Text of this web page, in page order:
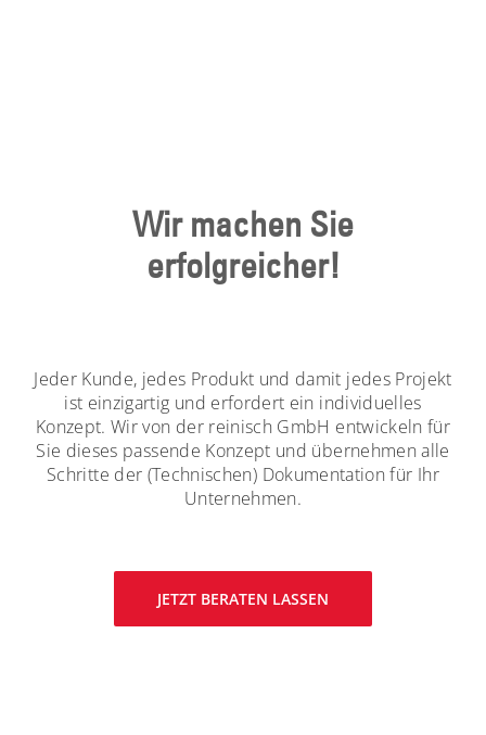
Wir machen Sie
erfolgreicher!
Jeder Kunde, jedes Produkt und damit jedes Projekt
ist einzigartig und erfordert ein individuelles
Konzept. Wir von der reinisch GmbH entwickeln für
Sie dieses passende Konzept und übernehmen alle
Schritte der (Technischen) Dokumentation für Ihr
Unternehmen.
JETZT BERATEN LASSEN